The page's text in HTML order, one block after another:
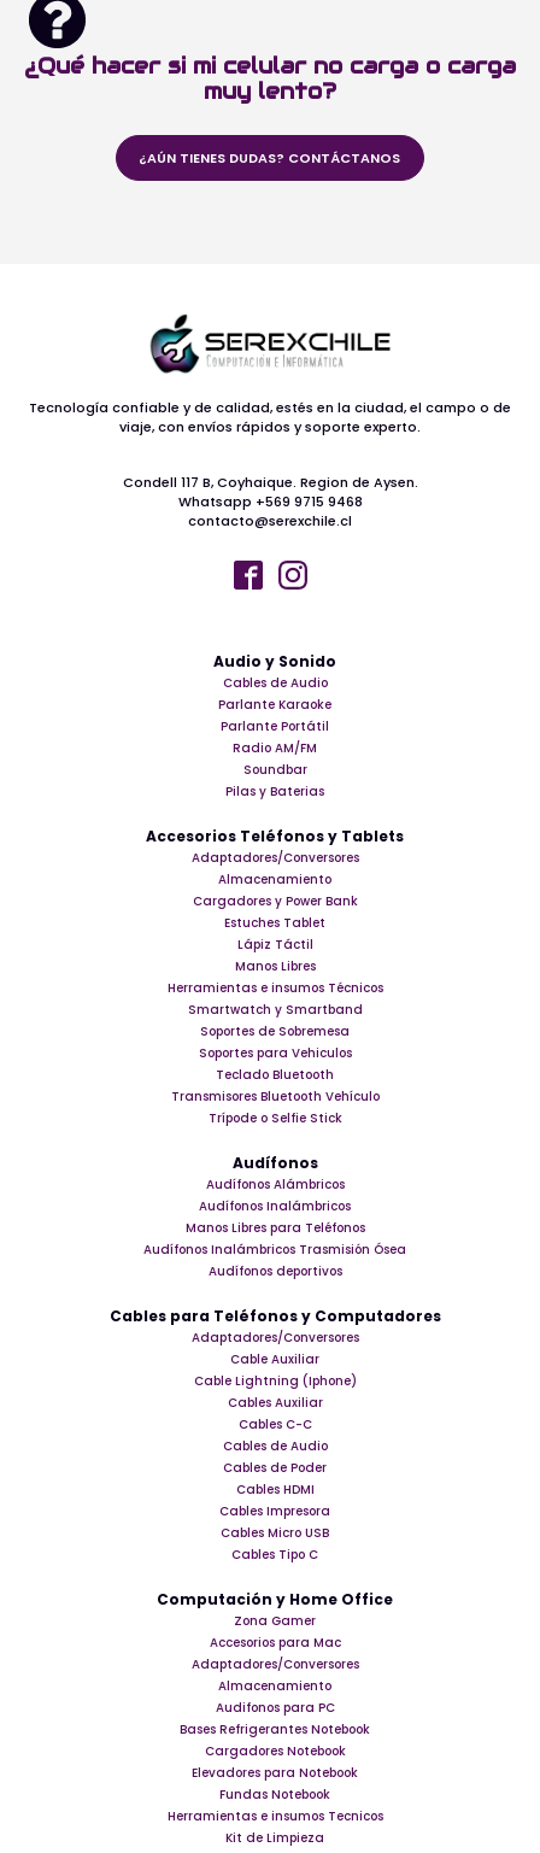
¿Qué hacer si mi celular no carga o carga
muy lento?
¿AÚN TIENES DUDAS? CONTÁCTANOS
Audio y Sonido
Cables de Audio
Parlante Karaoke
Parlante Portátil
Radio AM/FM
Soundbar
Pilas y Baterias
Accesorios Teléfonos y Tablets
Adaptadores/Conversores
Almacenamiento
Cargadores y Power Bank
Estuches Tablet
Lápiz Táctil
Manos Libres
Herramientas e insumos Técnicos
Smartwatch y Smartband
Soportes de Sobremesa
Soportes para Vehiculos
Teclado Bluetooth
Transmisores Bluetooth Vehículo
Trípode o Selfie Stick
Audífonos
Audífonos Alámbricos
Audífonos Inalámbricos
Manos Libres para Teléfonos
Audífonos Inalámbricos Trasmisión Ósea
Audífonos deportivos
Cables para Teléfonos y Computadores
Adaptadores/Conversores
Cable Auxiliar
Cable Lightning (Iphone)
Cables Auxiliar
Cables C-C
Cables de Audio
Cables de Poder
Cables HDMI
Cables Impresora
Cables Micro USB
Cables Tipo C
Computación y Home Office
Zona Gamer
Accesorios para Mac
Adaptadores/Conversores
Almacenamiento
Audifonos para PC
Bases Refrigerantes Notebook
Cargadores Notebook
Elevadores para Notebook
Fundas Notebook
Herramientas e insumos Tecnicos
Kit de Limpieza
Tecnología confiable y de calidad, estés en la ciudad, el campo o de
viaje, con envíos rápidos y soporte experto.
Condell 117 B, Coyhaique. Region de Aysen.
Whatsapp +569 9715 9468
contacto@serexchile.cl